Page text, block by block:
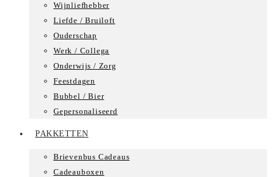
Wijnliefhebber
Liefde / Bruiloft
Ouderschap
Werk / Collega
Onderwijs / Zorg
Feestdagen
Bubbel / Bier
Gepersonaliseerd
PAKKETTEN
Brievenbus Cadeaus
Cadeauboxen